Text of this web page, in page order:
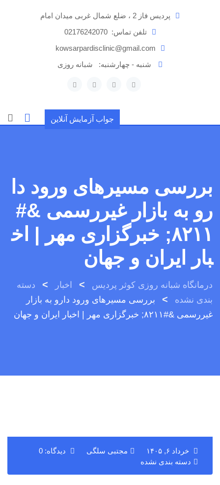
پردیس فاز 2 ، ضلع شمال غربی میدان امام
تلفن تماس:02176242070
kowsarpardisclinic@gmail.com
شنبه - چهارشنبه:
شبانه روزی
جواب آزمایش آنلاین
بررسی مسیرهای ورود دا
رو به بازار غیررسمی &#
۸۲۱۱; خبرگزاری مهر | اخ
بار ایران و جهان
درمانگاه شبانه روزی کوثر پردیس > اخبار >
دسته
بندی نشده
>
بررسی مسیرهای ورود دارو به بازار
غیررسمی &#۸۲۱۱; خبرگزاری مهر | اخبار ایران و جهان
خرداد ۶, ۱۴۰۵ مجتبی سلگی
دیدگاه: 0
دسته بندی نشده